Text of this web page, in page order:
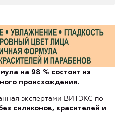
на 98 % состоит из
происхождения.
экспертами ВИТЭКС по
силиконов, красителей и